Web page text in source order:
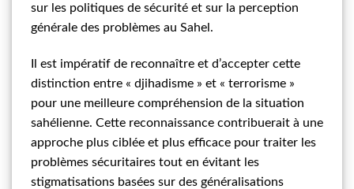
sur les politiques de sécurité et sur la perception
générale des problèmes au Sahel.
Il est impératif de reconnaître et d’accepter cette
distinction entre « djihadisme » et « terrorisme »
pour une meilleure compréhension de la situation
sahélienne. Cette reconnaissance contribuerait à une
approche plus ciblée et plus efficace pour traiter les
problèmes sécuritaires tout en évitant les
stigmatisations basées sur des généralisations